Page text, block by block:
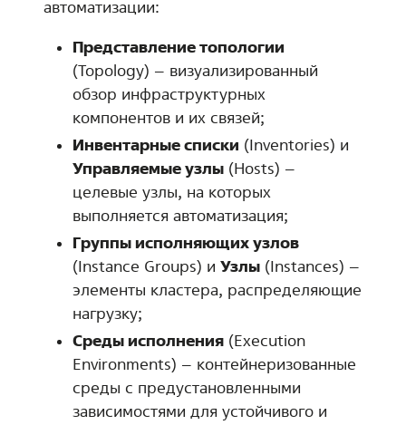
автоматизации:
Представление топологии
(Topology) – визуализированный
обзор инфраструктурных
компонентов и их связей;
Инвентарные списки (Inventories) и
Управляемые узлы (Hosts) –
целевые узлы, на которых
выполняется автоматизация;
Группы исполняющих узлов
(Instance Groups) и Узлы (Instances) –
элементы кластера, распределяющие
нагрузку;
Среды исполнения (Execution
Environments) – контейнеризованные
среды с предустановленными
зависимостями для устойчивого и